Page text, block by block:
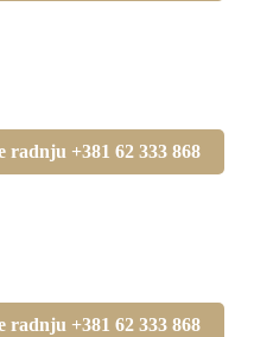
radnju +381 62 333 868
radnju +381 62 333 868